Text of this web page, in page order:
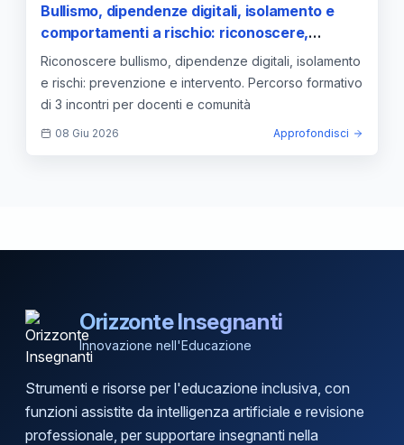
Bullismo, dipendenze digitali, isolamento e
comportamenti a rischio: riconoscere,
prevenire e intervenire. Percorso di
formazione in tre incontri per docenti e la
comunità educante — approfondimento e
Riconoscere bullismo, dipendenze digitali, isolamento
e rischi: prevenzione e intervento. Percorso formativo
di 3 incontri per docenti e comunità
08 Giu 2026 Approfondisci
Orizzonte Insegnanti
Innovazione nell'Educazione
Strumenti e risorse per l'educazione inclusiva, con
funzioni assistite da intelligenza artificiale e revisione
professionale, per supportare insegnanti nella